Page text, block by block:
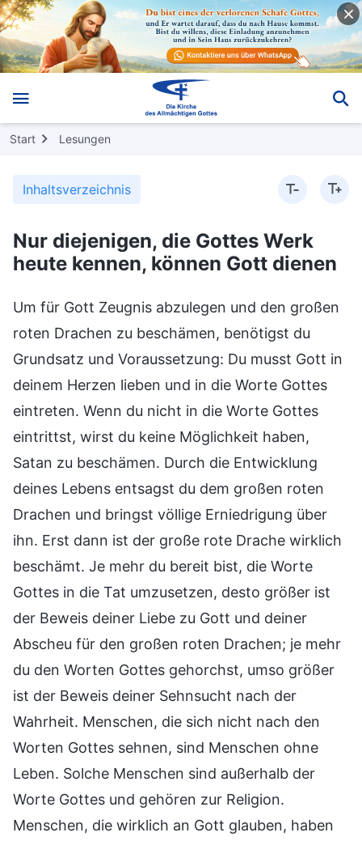
Start Lesungen
Inhaltsverzeichnis
Nur diejenigen, die Gottes Werk
heute kennen, können Gott dienen
Um für Gott Zeugnis abzulegen und den großen
roten Drachen zu beschämen, benötigst du
Grundsatz und Voraussetzung: Du musst Gott in
deinem Herzen lieben und in die Worte Gottes
eintreten. Wenn du nicht in die Worte Gottes
eintrittst, wirst du keine Möglichkeit haben,
Satan zu beschämen. Durch die Entwicklung
deines Lebens entsagst du dem großen roten
Drachen und bringst völlige Erniedrigung über
ihn. Erst dann ist der große rote Drache wirklich
beschämt. Je mehr du bereit bist, die Worte
Gottes in die Tat umzusetzen, desto größer ist
der Beweis deiner Liebe zu Gott und deiner
Abscheu für den großen roten Drachen; je mehr
du den Worten Gottes gehorchst, umso größer
ist der Beweis deiner Sehnsucht nach der
Wahrheit. Menschen, die sich nicht nach den
Worten Gottes sehnen, sind Menschen ohne
Leben. Solche Menschen sind außerhalb der
Worte Gottes und gehören zur Religion.
Menschen, die wirklich an Gott glauben, haben